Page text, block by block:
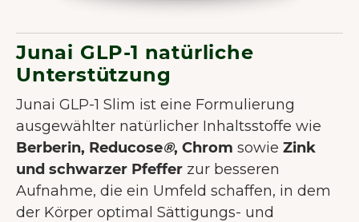
Junai GLP-1 natürliche
Unterstützung
Junai GLP-1 Slim ist eine Formulierung
ausgewählter natürlicher Inhaltsstoffe wie
Berberin, Reducose®, Chrom sowie Zink
und schwarzer Pfeffer zur besseren
Aufnahme, die ein Umfeld schaffen, in dem
der Körper optimal Sättigungs- und